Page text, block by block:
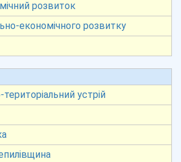
розвиток
економічного розвитку
устрій